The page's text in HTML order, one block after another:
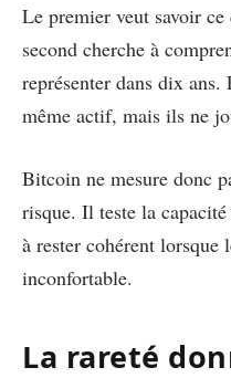
Le premier veut savoir
second cherche à
représenter dans dix
même actif, mais ils ne
Bitcoin ne mesure donc
risque. Il teste la
à rester cohérent lorsque
inconfortable.
La rareté